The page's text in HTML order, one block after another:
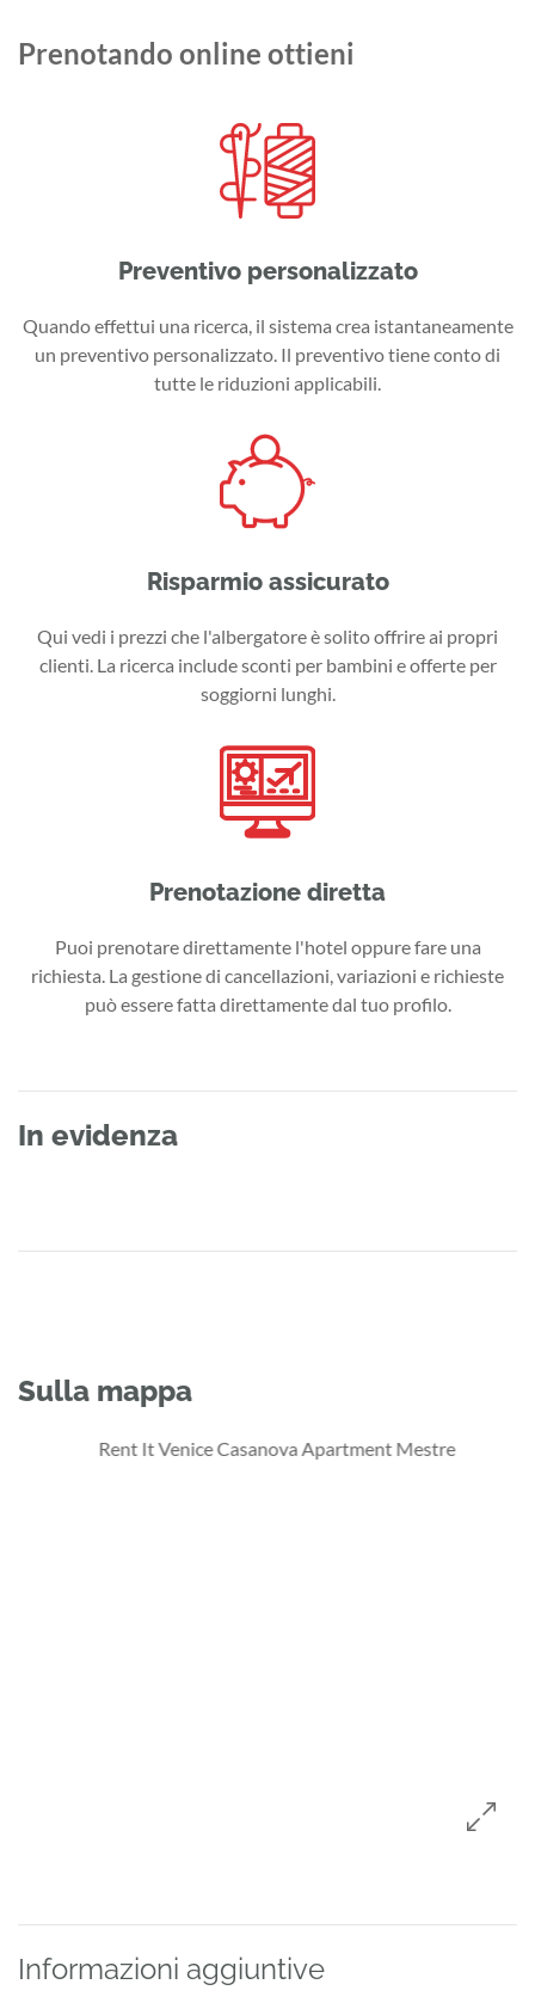
Prenotando online ottieni
Preventivo personalizzato
Quando effettui una ricerca, il sistema crea istantaneamente
un preventivo personalizzato. Il preventivo tiene conto di
tutte le riduzioni applicabili.
Risparmio assicurato
Qui vedi i prezzi che l'albergatore è solito offrire ai propri
clienti. La ricerca include sconti per bambini e offerte per
soggiorni lunghi.
Prenotazione diretta
Puoi prenotare direttamente l'hotel oppure fare una
richiesta. La gestione di cancellazioni, variazioni e richieste
può essere fatta direttamente dal tuo profilo.
In evidenza
Sulla mappa
Informazioni aggiuntive